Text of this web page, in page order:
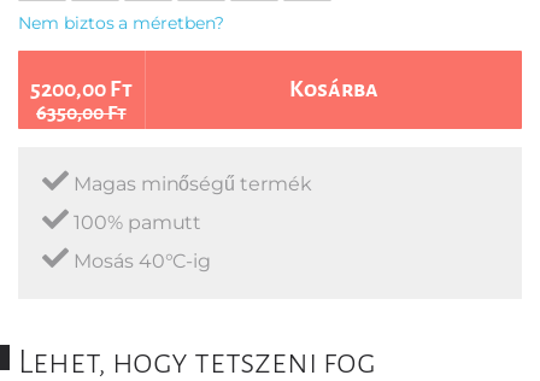
Nem biztos a méretben?
5200,00 Ft
6350,00 Ft
Kosárba
Magas minőségű termék
100% pamutt
Mosás 40°C-ig
Lehet, hogy tetszeni fog